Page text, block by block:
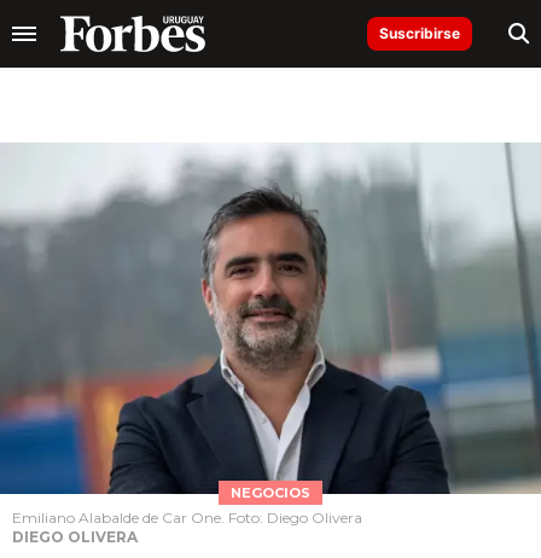
Suscribirse
NEGOCIOS
Emiliano Alabalde de Car One. Foto: Diego Olivera
DIEGO OLIVERA